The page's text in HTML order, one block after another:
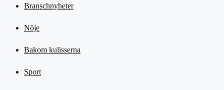
Branschnyheter
Nöje
Bakom kulisserna
Sport